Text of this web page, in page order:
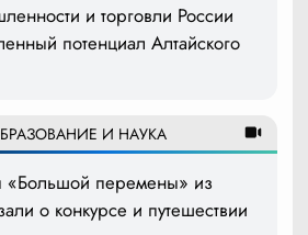
и торговли России
потенциал Алтайского
И НАУКА
«Большой перемены» из
о конкурсе и путешествии